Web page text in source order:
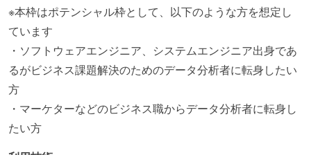
※本枠はポテンシャル枠として、以下のような方を想定し
ています
・ソフトウェアエンジニア、システムエンジニア出身であ
るがビジネス課題解決のためのデータ分析者に転身したい
方
・マーケターなどのビジネス職からデータ分析者に転身し
たい方